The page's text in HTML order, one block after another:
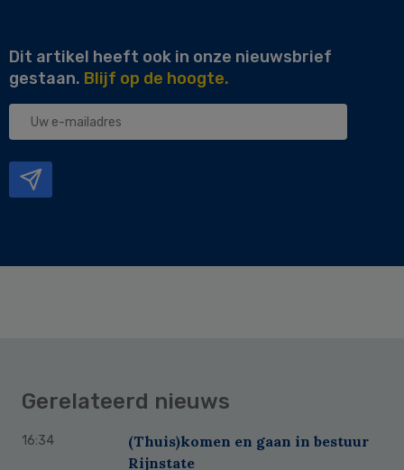
Dit artikel heeft ook in onze nieuwsbrief
gestaan. Blijf op de hoogte.
Uw
Gerelateerd nieuws
16:34
(Thuis)komen en gaan in bestuur
Rijnstate